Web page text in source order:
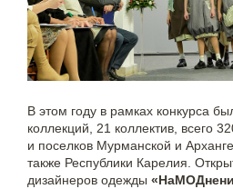
В этом году в рамках конкурса
коллекций, 21 коллектив, всего
и поселков Мурманской и
также Республики Карелия.
дизайнеров одежды